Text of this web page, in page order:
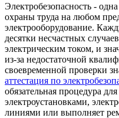
Электробезопасность -
охраны труда на любом
электрооборудование.
десятки несчастных
электрическим током, и
из-за недостаточной
своевременной проверки
аттестация по
обязательная процедура
электроустановками,
линиями или выполняет